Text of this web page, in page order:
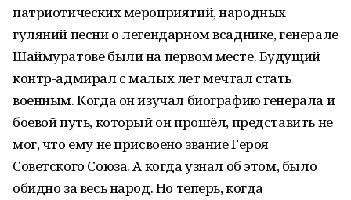
патриотических мероприятий, народных
гуляний песни о легендарном всаднике, генерале
Шаймуратове были на первом месте. Будущий
контр-адмирал с малых лет мечтал стать
военным. Когда он изучал биографию генерала и
боевой путь, который он прошёл, представить не
мог, что ему не присвоено звание Героя
Советского Союза. А когда узнал об этом, было
обидно за весь народ. Но теперь, когда